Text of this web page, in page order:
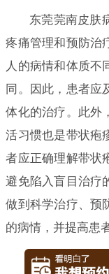
东莞莞南皮肤
疼痛管理和预防治
人的病情和体质不
同。因此，患者应
体化的治疗。此外
活习惯也是带状疱
者应正确理解带状
避免陷入盲目治疗
做到科学治疗、预
的病情，并提高患